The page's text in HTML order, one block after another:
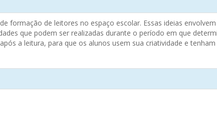
formação de leitores no espaço escolar. Essas ideias
que podem ser realizadas durante o período em que
a leitura, para que os alunos usem sua criatividade e